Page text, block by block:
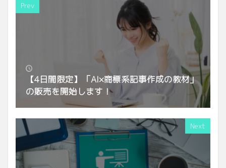
Prev
【4日間限定】「AI×商標系記事作成の教材」
の販売を開始します！
Next